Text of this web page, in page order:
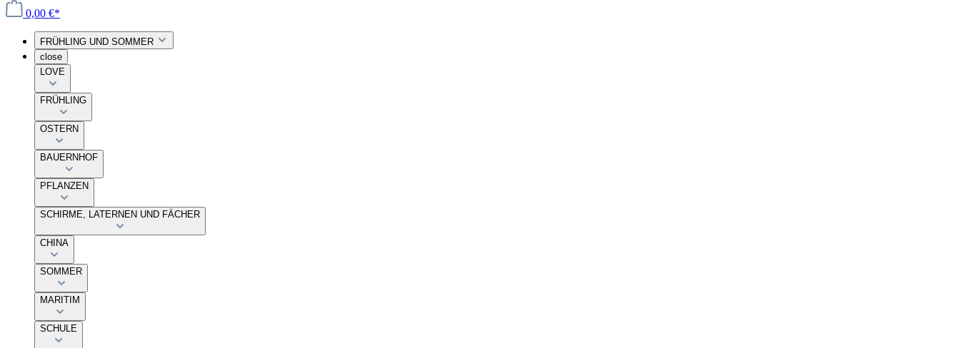
0,00 €*
FRÜHLING UND SOMMER
close
LOVE
FRÜHLING
OSTERN
BAUERNHOF
PFLANZEN
SCHIRME, LATERNEN UND FÄCHER
CHINA
SOMMER
MARITIM
SCHULE